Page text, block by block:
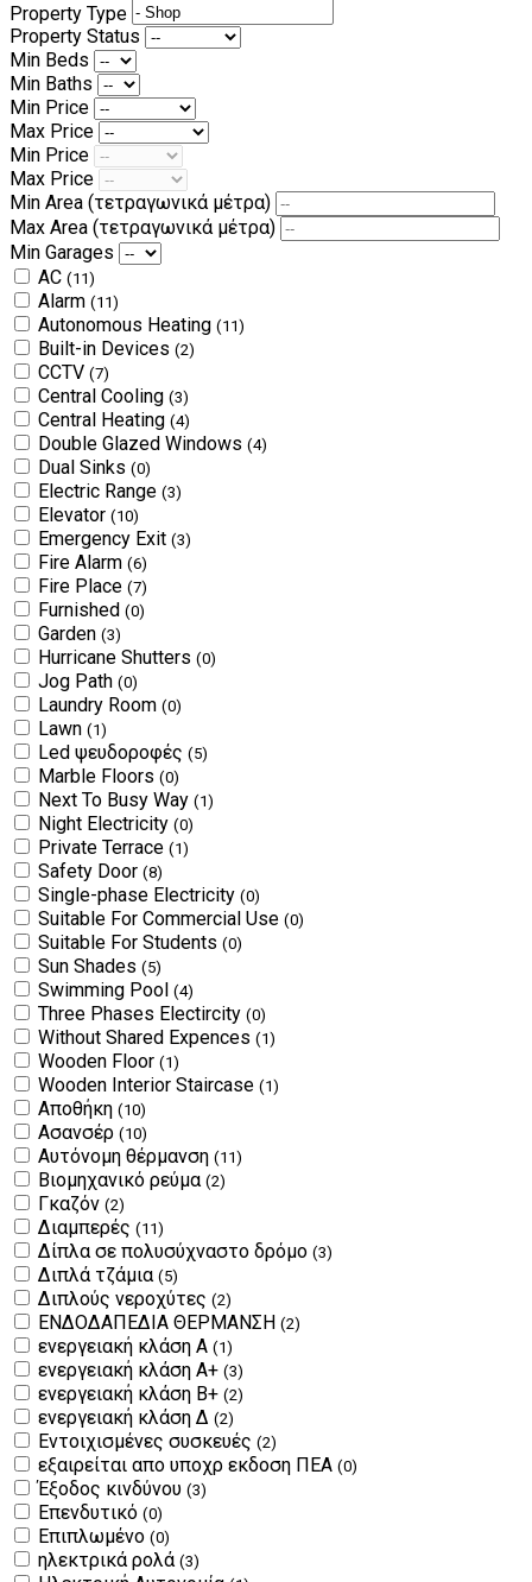
Property Type
Property Status
Min Beds
Min Baths
Min Price
Max Price
Min Price
Max Price
Min Area (τετραγωνικά μέτρα)
Max Area (τετραγωνικά μέτρα)
Min Garages
AC (11)
Alarm (11)
Autonomous Heating (11)
Built-in Devices (2)
CCTV (7)
Central Cooling (3)
Central Heating (4)
Double Glazed Windows (4)
Dual Sinks (0)
Electric Range (3)
Elevator (10)
Emergency Exit (3)
Fire Alarm (6)
Fire Place (7)
Furnished (0)
Garden (3)
Hurricane Shutters (0)
Jog Path (0)
Laundry Room (0)
Lawn (1)
Led ψευδοροφές (5)
Marble Floors (0)
Next To Busy Way (1)
Night Electricity (0)
Private Terrace (1)
Safety Door (8)
Single-phase Electricity (0)
Suitable For Commercial Use (0)
Suitable For Students (0)
Sun Shades (5)
Swimming Pool (4)
Three Phases Electircity (0)
Without Shared Expences (1)
Wooden Floor (1)
Wooden Interior Staircase (1)
Αποθήκη (10)
Ασανσέρ (10)
Αυτόνομη θέρμανση (11)
Βιομηχανικό ρεύμα (2)
Γκαζόν (2)
Διαμπερές (11)
Δίπλα σε πολυσύχναστο δρόμο (3)
Διπλά τζάμια (5)
Διπλούς νεροχύτες (2)
ΕΝΔΟΔΑΠΕΔΙΑ ΘΕΡΜΑΝΣΗ (2)
ενεργειακή κλάση Α (1)
ενεργειακή κλάση Α+ (3)
ενεργειακή κλάση Β+ (2)
ενεργειακή κλάση Δ (2)
Εντοιχισμένες συσκευές (2)
εξαιρείται απο υποχρ εκδοση ΠΕΑ (0)
Έξοδος κινδύνου (3)
Επενδυτικό (0)
Επιπλωμένο (0)
ηλεκτρικά ρολά (3)